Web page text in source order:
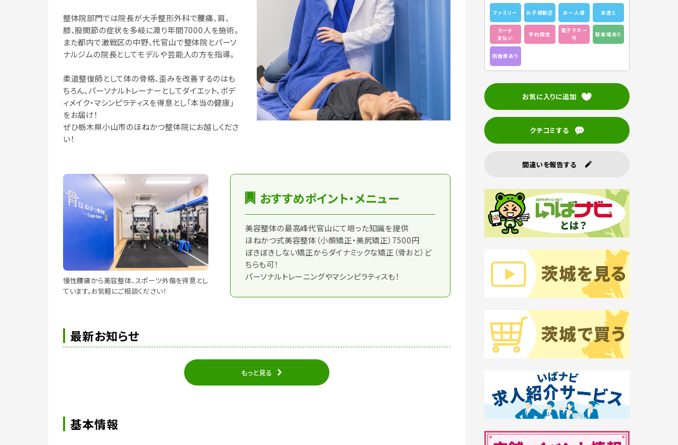
整体院部門では院長が大手整形外科で腰痛、肩、
膝、股関節の症状を多岐に渡り年間7000人を施術。
また都内で激戦区の中野、代官山で整体院とパーソ
ナルジムの院長としてモデルや芸能人の方を指導。
柔道整復師として体の骨格、歪みを改善するのはも
ちろん、パーソナルトレーナーとしてダイエット、ボデ
ィメイク・マシンピラティスを得意とし「本当の健康」
をお届け！
ぜひ栃木県小山市のほねかつ整体院にお越しくださ
い！
慢性腰痛から美容整体、スポーツ外傷を得意とし
ています。お気軽にご相談ください！
おすすめポイント・メニュー
美容整体の最高峰代官山にて培った知識を提供
ほねかつ式美容整体（小顔矯正・美尻矯正）7500円
ぼきぼきしない矯正からダイナミックな矯正（骨おと）ど
ちらも可！
パーソナルトレーニングやマシンピラティスも！
最新お知らせ
もっと見る
基本情報
ファミリー お子様歓迎 お一人様 友達と
カード
支払い
予約限定
電子マネー
可
駐車場あり
回数券あり
お気に入りに追加
クチコミする
間違いを報告する